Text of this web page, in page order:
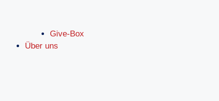
Give-Box
Über uns